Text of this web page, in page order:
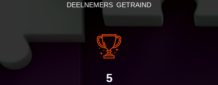
DEELNEMERS GETRAIND
5